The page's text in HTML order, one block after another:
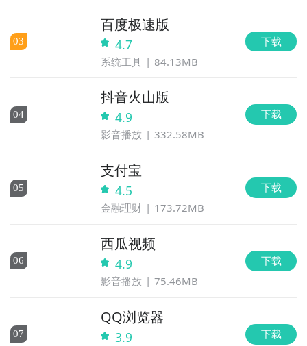
03
百度极速版
4.7
系统工具 84.13MB
下载
04
抖音火山版
4.9
影音播放 332.58MB
下载
05
支付宝
4.5
金融理财 173.72MB
下载
06
西瓜视频
4.9
影音播放 75.46MB
下载
07
QQ浏览器
3.9 下载